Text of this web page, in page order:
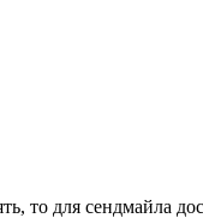
то для сендмайла